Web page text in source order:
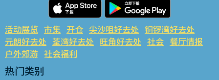
活动展览 市集 开仓 尖沙咀好去处 铜锣湾好去处
元朗好去处 荃湾好去处 旺角好去处 社会 餐厅情报
户外郊游 社会福利
热门类别